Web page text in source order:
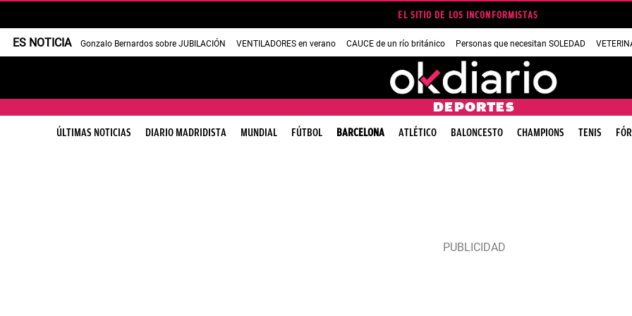
EL SITIO DE LOS INCONFORMISTAS
ES NOTICIA Gonzalo Bernardos sobre JUBILACIÓN VENTILADORES en verano CAUCE de un río británico Personas que necesitan SOLEDAD
DEPORTES
ÚLTIMAS NOTICIAS DIARIO MADRIDISTA MUNDIAL FÚTBOL BARCELONA ATLÉTICO BALONCESTO CHAMPIONS TENIS